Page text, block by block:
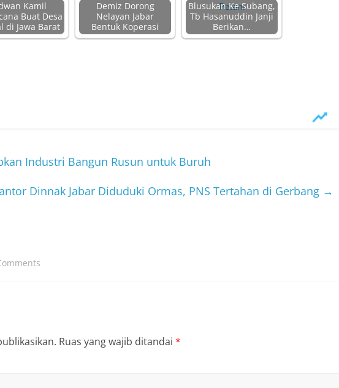
Kamil
Buat Desa
di Jawa Barat
Demiz Dorong
Nelayan Jabar
Bentuk Koperasi
Blusukan Ke Subang,
Tb Hasanuddin Janji
Berikan…
Industri Bangun Rusun untuk Buruh
Dinnak Jabar Diduduki Ormas, PNS Tertahan di Gerbang →
Ruas yang wajib ditandai *